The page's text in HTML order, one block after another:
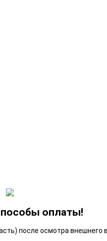
оплаты!
после осмотра внешнего